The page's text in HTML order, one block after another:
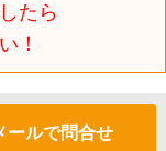
たら
！
ールで問合せ